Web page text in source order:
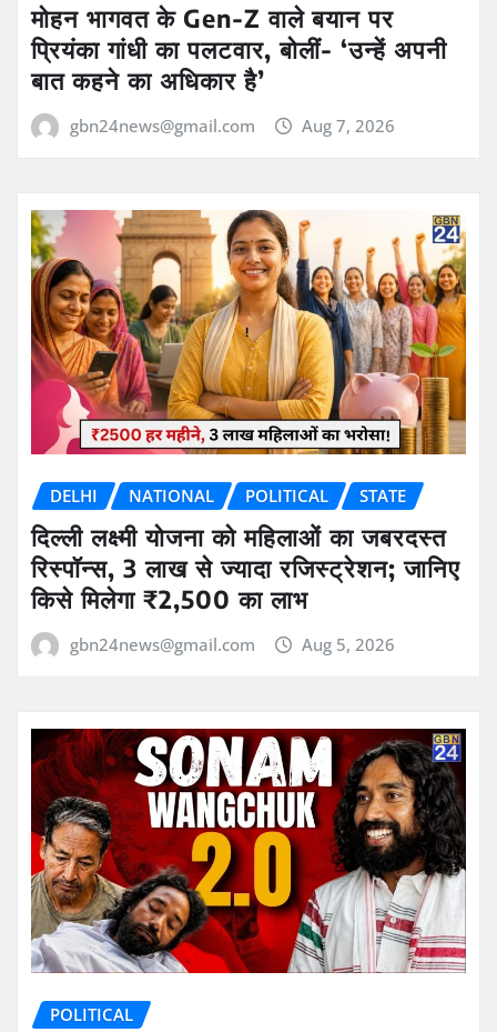
मोहन भागवत के Gen-Z वाले बयान पर
प्रियंका गांधी का पलटवार, बोलीं- ‘उन्हें अपनी
बात कहने का अधिकार है’
gbn24news@gmail.com Aug 7, 2026
DELHI NATIONAL POLITICAL STATE
दिल्ली लक्ष्मी योजना को महिलाओं का जबरदस्त
रिस्पॉन्स, 3 लाख से ज्यादा रजिस्ट्रेशन; जानिए
किसे मिलेगा ₹2,500 का लाभ
gbn24news@gmail.com Aug 5, 2026
POLITICAL